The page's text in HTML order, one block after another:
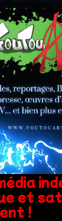
et
!